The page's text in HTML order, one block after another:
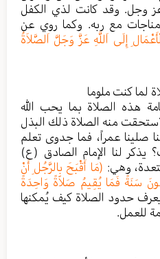
عز وجل. وقد كانت لذي الكفل
مع ربه. وكما روي عن
إِلَى اَللَّهِ عَزَّ وَجَلَّ اَلصَّلاَةُ
لما كنت ملوما
هذه الصلاة بما يحب الله
منه الصلاة ذلك البذل
صلينا عمراً، فما جدوى تعلم
يذكر لنا الإمام الصادق (ع)
وهي: (مَا أَقْبَحَ بِالرَّجُلِ أَنْ
سَنَةً فَمَا يُقِيمُ صَلاَةً وَاحِدَةً
حدود الصلاة كيف يُمكنها
للعمل.